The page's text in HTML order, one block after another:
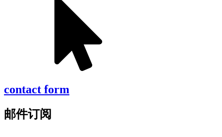
contact form
邮件订阅